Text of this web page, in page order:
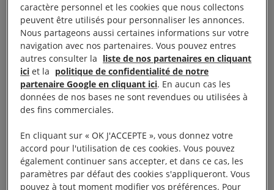
Louis mettent leur masque de protection. Deux à
trois rassemblements sont organisés chaque
semaine dans la capitale bretonne pour s’opposer
au projet de loi travail. Le couple s’apprête à
participer à sa deuxième manifestation et se dirige
vers le cortège, lorsqu’il aperçoit une poignée de
CRS.
«Je me suis dit : houla, on va faire demi-tour», se
souvient Jean-Louis. «Mais ils nous ont rattrapés et
séparés,raconte Laura. Ils étaient trois sur moi. Je
caractère personnel et les cookies que nous collectons
peuvent être utilisés pour personnaliser les annonces.
Nous partageons aussi certaines informations sur votre
navigation avec nos partenaires. Vous pouvez entres
autres consulter la liste de nos partenaires en cliquant
ici et la politique de confidentialité de notre
partenaire Google en cliquant ici. En aucun cas les
données de nos bases ne sont revendues ou utilisées à
des fins commerciales.
En cliquant sur « OK J'ACCEPTE », vous donnez votre
accord pour l'utilisation de ces cookies. Vous pouvez
également continuer sans accepter, et dans ce cas, les
paramètres par défaut des cookies s'appliqueront. Vous
pouvez à tout moment modifier vos préférences. Pour